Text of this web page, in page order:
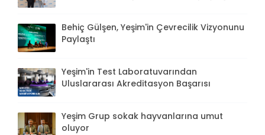
Behiç Gülşen, Yeşim'in Çevrecilik Vizyonunu
Paylaştı
Yeşim'in Test Laboratuvarından
Uluslararası Akreditasyon Başarısı
Yeşim Grup sokak hayvanlarına umut
oluyor